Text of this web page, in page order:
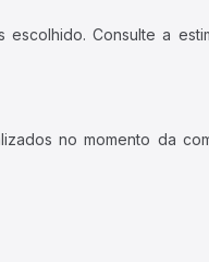
Consulte a
no momento da